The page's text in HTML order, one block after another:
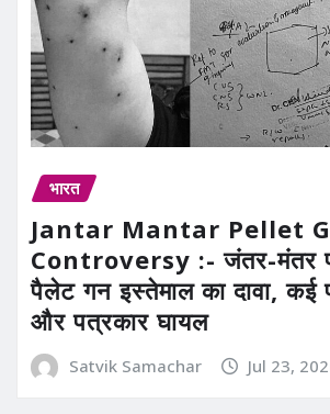
भारत
Jantar Mantar Pellet
Controversy :- जंतर-मंतर
पैलेट गन इस्तेमाल का दावा, कई
और पत्रकार घायल
Satvik Samachar Jul 23,